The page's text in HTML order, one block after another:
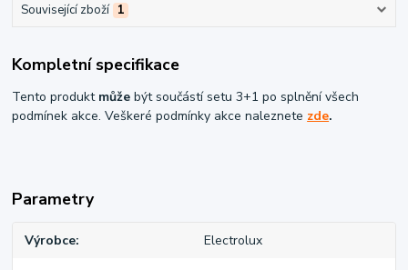
Související zboží 1
Kompletní specifikace
Tento produkt může být součástí setu 3+1 po splnění všech
podmínek akce. Veškeré podmínky akce naleznete zde.
Parametry
Výrobce Electrolux